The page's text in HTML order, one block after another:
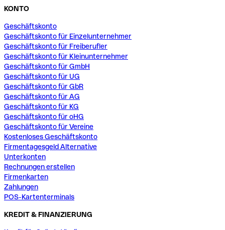
KONTO
Geschäftskonto
Geschäftskonto für Einzelunternehmer
Geschäftskonto für Freiberufler
Geschäftskonto für Kleinunternehmer
Geschäftskonto für GmbH
Geschäftskonto für UG
Geschäftskonto für GbR
Geschäftskonto für AG
Geschäftskonto für KG
Geschäftskonto für oHG
Geschäftskonto für Vereine
Kostenloses Geschäftskonto
Firmentagesgeld Alternative
Unterkonten
Rechnungen erstellen
Firmenkarten
Zahlungen
POS-Kartenterminals
KREDIT & FINANZIERUNG